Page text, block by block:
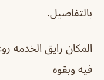
بالتفاصيل.
المكان رايق الخدمه
فيه وبقوه